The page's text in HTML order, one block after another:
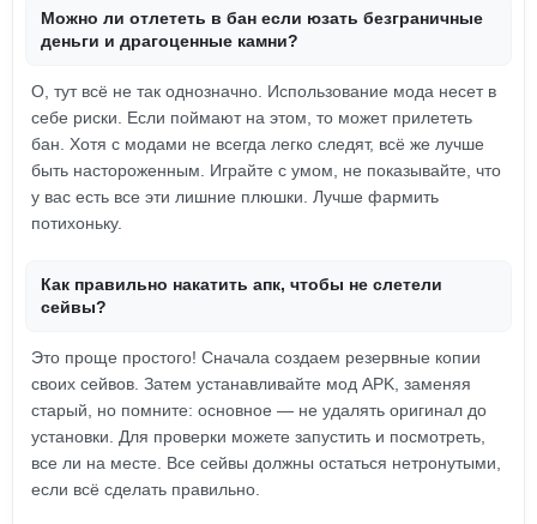
Можно ли отлететь в бан если юзать безграничные
деньги и драгоценные камни?
О, тут всё не так однозначно. Использование мода несет в
себе риски. Если поймают на этом, то может прилететь
бан. Хотя с модами не всегда легко следят, всё же лучше
быть настороженным. Играйте с умом, не показывайте, что
у вас есть все эти лишние плюшки. Лучше фармить
потихоньку.
Как правильно накатить апк, чтобы не слетели
сейвы?
Это проще простого! Сначала создаем резервные копии
своих сейвов. Затем устанавливайте мод APK, заменяя
старый, но помните: основное — не удалять оригинал до
установки. Для проверки можете запустить и посмотреть,
все ли на месте. Все сейвы должны остаться нетронутыми,
если всё сделать правильно.